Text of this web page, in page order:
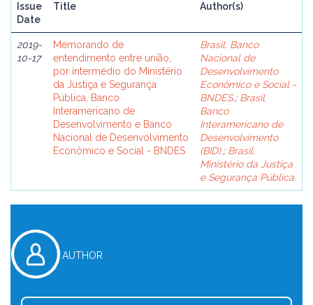
Issue
Date
Title Author(s)
2019-
10-17
Memorando de
entendimento entre união,
por intermédio do Ministério
da Justiça e Segurança
Pública, Banco
Interamericano de
Desenvolvimento e Banco
Nacional de Desenvolvimento
Econômico e Social - BNDES
Brasil. Banco
Nacional de
Desenvolvimento
Econômico e Social -
BNDES.; Brasil.
Banco
Interamericano de
Desenvolvimento
(BID).; Brasil.
Ministério da Justiça
e Segurança Pública.
AUTHOR